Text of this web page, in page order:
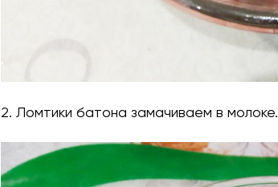
2. Ломтики батона замачиваем в молоке.